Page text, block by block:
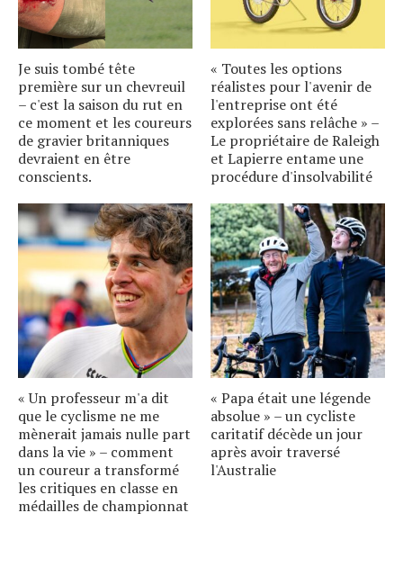
Je suis tombé tête
première sur un chevreuil
– c'est la saison du rut en
ce moment et les coureurs
de gravier britanniques
devraient en être
conscients.
« Toutes les options
réalistes pour l'avenir de
l'entreprise ont été
explorées sans relâche » –
Le propriétaire de Raleigh
et Lapierre entame une
procédure d'insolvabilité
« Un professeur m'a dit
que le cyclisme ne me
mènerait jamais nulle part
dans la vie » – comment
un coureur a transformé
les critiques en classe en
médailles de championnat
« Papa était une légende
absolue » – un cycliste
caritatif décède un jour
après avoir traversé
l'Australie